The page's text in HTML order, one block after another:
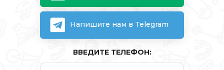
ВВЕДИТЕ ТЕЛЕФОН:
Напишите нам в Telegram